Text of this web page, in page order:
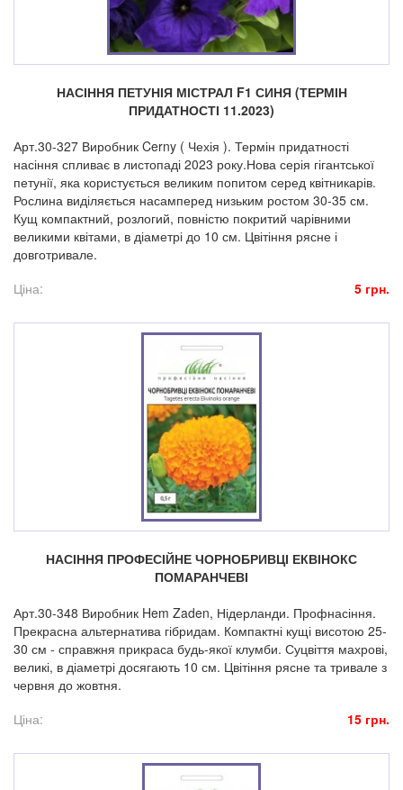
НАСІННЯ ПЕТУНІЯ МІСТРАЛ F1 СИНЯ (ТЕРМІН
ПРИДАТНОСТІ 11.2023)
Арт.30-327 Виробник Cerny ( Чехія ). Термін придатності
насіння спливає в листопаді 2023 року.Нова серія гігантської
петунії, яка користується великим попитом серед квітникарів.
Рослина виділяється насамперед низьким ростом 30-35 см.
Кущ компактний, розлогий, повністю покритий чарівними
великими квітами, в діаметрі до 10 см. Цвітіння рясне і
довготривале.
Ціна:
5 грн.
НАСІННЯ ПРОФЕСІЙНЕ ЧОРНОБРИВЦІ ЕКВІНОКС
ПОМАРАНЧЕВІ
Арт.30-348 Виробник Hem Zaden, Нідерланди. Профнасіння.
Прекрасна альтернатива гібридам. Компактні кущі висо­тою 25-
30 см - справжня прикраса будь-якої клумби. Суц­віття махрові,
великі, в діаметрі досягають 10 см. Цвітіння рясне та тривале з
червня до жовтня.
Ціна:
15 грн.